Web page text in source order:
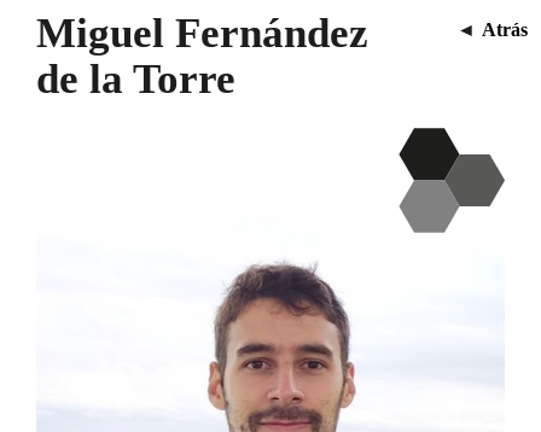
Miguel Fernández
de la Torre
◄ Atrás